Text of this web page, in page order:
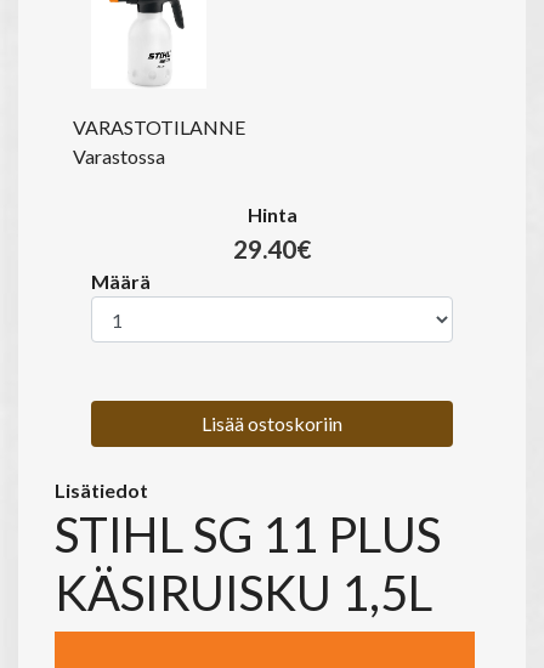
VARASTOTILANNE
Varastossa
Hinta
29.40€
Määrä
Lisää ostoskoriin
Lisätiedot
STIHL SG 11 PLUS
KÄSIRUISKU 1,5L